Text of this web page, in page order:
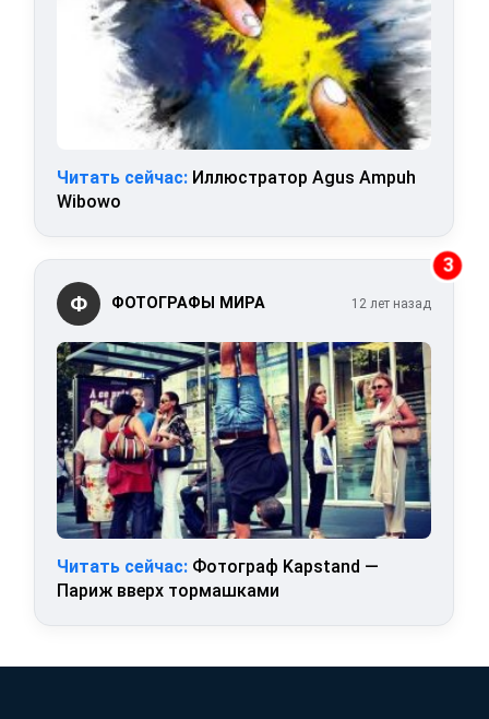
Читать сейчас: Иллюстратор Agus Ampuh
Wibowo
3
Ф ФОТОГРАФЫ МИРА 12 лет назад
Читать сейчас: Фотограф Kapstand —
Париж вверх тормашками